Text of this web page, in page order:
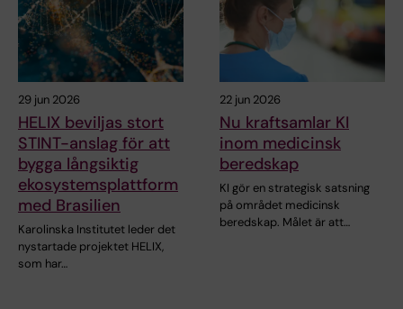
29 jun 2026
HELIX beviljas stort
STINT-anslag för att
bygga långsiktig
ekosystemsplattform
med Brasilien
Karolinska Institutet leder det
nystartade projektet HELIX,
som har…
22 jun 2026
Nu kraftsamlar KI
inom medicinsk
beredskap
KI gör en strategisk satsning
på området medicinsk
beredskap. Målet är att…